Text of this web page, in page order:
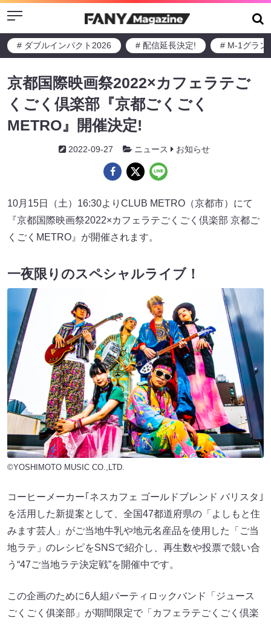
Menu
# ダブルインパクト2026 # 配信延長決定! # M-1グラン
京都国際映画祭2022×カフェラテご
くごく倶楽部『京都ごくごく
METRO』開催決定!
2022-09-27 ニュース お知らせ
10月15日（土）16:30よりCLUB METRO（京都市）にて
『京都国際映画祭2022×カフェラテごくごく倶楽部 京都ご
くごくMETRO』が開催されます。
一夜限りのスペシャルライブ！
©YOSHIMOTO MUSIC CO.,LTD.
コーヒーメーカー｢ネスカフェ ゴールドブレンド バリスタ｣
を活用した新提案として、全国47都道府県の「よしもと住
みます芸人」がご当地牛乳や地元名産品を使用した「ご当
地ラテ」のレシピをSNSで紹介し、再生数や投票で競い合
う“47ご当地ラテ決定戦”を開催中です。
この企画のために6人組パーティロックバンド「ジュース
ごくごく俱楽部」が期間限定で「カフェラテごくごく倶楽